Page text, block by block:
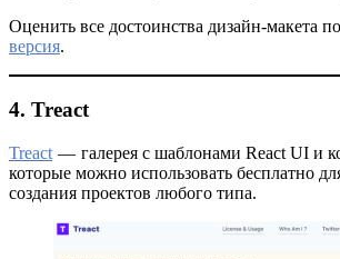
Оценить все достоинства дизайн-макета
версия.
4. Treact
Treact — галерея с шаблонами React UI и
которые можно использовать бесплатно
создания проектов любого типа.